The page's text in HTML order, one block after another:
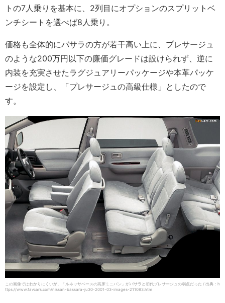
トの7人乗りを基本に、2列目にオプションのスプリットベ
ンチシートを選べば8人乗り。
価格も全体的にバサラの方が若干高い上に、プレサージュ
のような200万円以下の廉価グレードは設けられず、逆に
内装を充実させたラグジュアリーパッケージや本革パッケ
ージを設定し、「プレサージュの高級仕様」としたので
す。
この画像ではわかりにくいが、「ルネッサベースの高床ミニバン」がバサラと初代ブレサージュの弱点だった / 出典：h
ttps://www.favcars.com/nissan-bassara-ju30-2001-03-images-211083.htm